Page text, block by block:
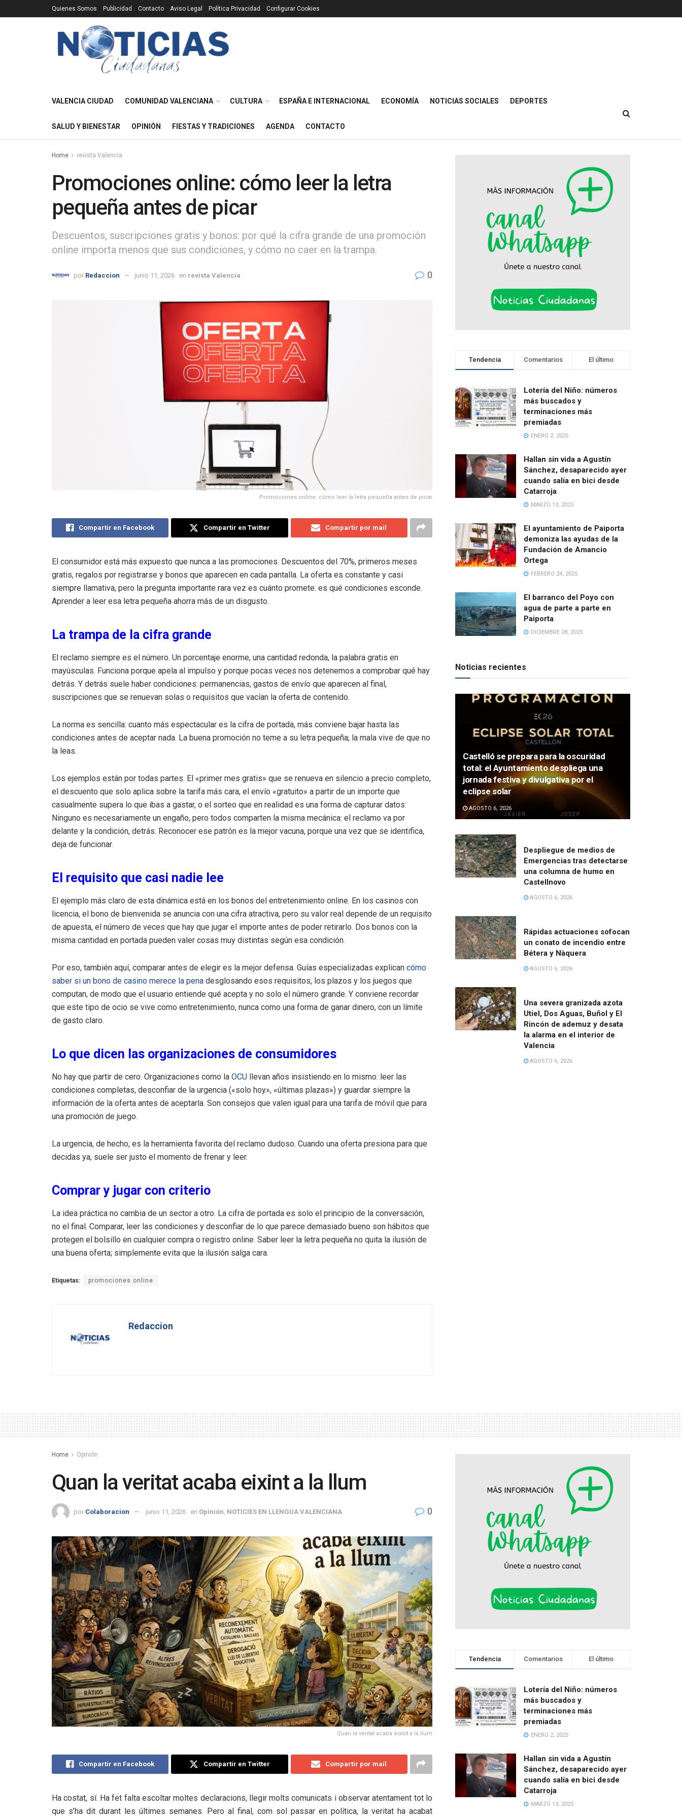
Quienes Somos Publicidad Contacto Aviso Legal Política Privacidad Configurar Cookies
VALENCIA CIUDAD COMUNIDAD VALENCIANA CULTURA ESPAÑA E INTERNACIONAL ECONOMÍA NOTICIAS SOCIALES DEPORTES
SALUD Y BIENESTAR OPINIÓN FIESTAS Y TRADICIONES AGENDA CONTACTO
Home revista Valencia
Promociones online: cómo leer la letra
pequeña antes de picar
Descuentos, suscripciones gratis y bonos: por qué la cifra grande de una promoción
online importa menos que sus condiciones, y cómo no caer en la trampa.
por Redaccion junio 11, 2026 en revista Valencia 0
Promociones online: cómo leer la letra pequeña antes de picar
Compartir en Facebook Compartir en Twitter Compartir por mail
El consumidor está más expuesto que nunca a las promociones. Descuentos del 70%, primeros meses
gratis, regalos por registrarse y bonos que aparecen en cada pantalla. La oferta es constante y casi
siempre llamativa, pero la pregunta importante rara vez es cuánto promete: es qué condiciones esconde.
Aprender a leer esa letra pequeña ahorra más de un disgusto.
La trampa de la cifra grande
El reclamo siempre es el número. Un porcentaje enorme, una cantidad redonda, la palabra gratis en
mayúsculas. Funciona porque apela al impulso y porque pocas veces nos detenemos a comprobar qué hay
detrás. Y detrás suele haber condiciones: permanencias, gastos de envío que aparecen al final,
suscripciones que se renuevan solas o requisitos que vacían la oferta de contenido.
La norma es sencilla: cuanto más espectacular es la cifra de portada, más conviene bajar hasta las
condiciones antes de aceptar nada. La buena promoción no teme a su letra pequeña; la mala vive de que no
la leas.
Los ejemplos están por todas partes. El «primer mes gratis» que se renueva en silencio a precio completo,
el descuento que solo aplica sobre la tarifa más cara, el envío «gratuito» a partir de un importe que
casualmente supera lo que ibas a gastar, o el sorteo que en realidad es una forma de capturar datos.
Ninguno es necesariamente un engaño, pero todos comparten la misma mecánica: el reclamo va por
delante y la condición, detrás. Reconocer ese patrón es la mejor vacuna, porque una vez que se identifica,
deja de funcionar.
El requisito que casi nadie lee
El ejemplo más claro de esta dinámica está en los bonos del entretenimiento online. En los casinos con
licencia, el bono de bienvenida se anuncia con una cifra atractiva, pero su valor real depende de un requisito
de apuesta, el número de veces que hay que jugar el importe antes de poder retirarlo. Dos bonos con la
misma cantidad en portada pueden valer cosas muy distintas según esa condición.
Por eso, también aquí, comparar antes de elegir es la mejor defensa. Guías especializadas explican cómo
saber si un bono de casino merece la pena desglosando esos requisitos, los plazos y los juegos que
computan, de modo que el usuario entiende qué acepta y no solo el número grande. Y conviene recordar
que este tipo de ocio se vive como entretenimiento, nunca como una forma de ganar dinero, con un límite
de gasto claro.
Lo que dicen las organizaciones de consumidores
No hay que partir de cero. Organizaciones como la OCU llevan años insistiendo en lo mismo: leer las
condiciones completas, desconfiar de la urgencia («solo hoy», «últimas plazas») y guardar siempre la
información de la oferta antes de aceptarla. Son consejos que valen igual para una tarifa de móvil que para
una promoción de juego.
La urgencia, de hecho, es la herramienta favorita del reclamo dudoso. Cuando una oferta presiona para que
decidas ya, suele ser justo el momento de frenar y leer.
Comprar y jugar con criterio
La idea práctica no cambia de un sector a otro. La cifra de portada es solo el principio de la conversación,
no el final. Comparar, leer las condiciones y desconfiar de lo que parece demasiado bueno son hábitos que
protegen el bolsillo en cualquier compra o registro online. Saber leer la letra pequeña no quita la ilusión de
una buena oferta; simplemente evita que la ilusión salga cara.
Etiquetas: promociones online
Redaccion
Tendencia Comentarios El último
Lotería del Niño: números
más buscados y
terminaciones más
premiadas
ENERO 2, 2025
Hallan sin vida a Agustín
Sánchez, desaparecido ayer
cuando salía en bici desde
Catarroja
MARZO 13, 2025
El ayuntamiento de Paiporta
demoniza las ayudas de la
Fundación de Amancio
Ortega
FEBRERO 24, 2025
El barranco del Poyo con
agua de parte a parte en
Paiporta
DICIEMBRE 28, 2025
Noticias recientes
Castelló se prepara para la oscuridad
total: el Ayuntamiento despliega una
jornada festiva y divulgativa por el
eclipse solar
AGOSTO 6, 2026
Despliegue de medios de
Emergencias tras detectarse
una columna de humo en
Castellnovo
AGOSTO 6, 2026
Rápidas actuaciones sofocan
un conato de incendio entre
Bétera y Nàquera
AGOSTO 6, 2026
Una severa granizada azota
Utiel, Dos Aguas, Buñol y El
Rincón de ademuz y desata
la alarma en el interior de
Valencia
AGOSTO 6, 2026
Home Opinión
Quan la veritat acaba eixint a la llum
por Colaboracion junio 11, 2026 en Opinión NOTICIES EN LLENGUA VALENCIANA 0
Quan la veritat acaba eixint a la llum
Compartir en Facebook Compartir en Twitter Compartir por mail
Ha costat, sí. Ha fet falta escoltar moltes declaracions, llegir molts comunicats i observar atentament tot lo
que s’ha dit durant les últimes semanes. Pero al final, com sol passar en política, la veritat ha acabat
Tendencia Comentarios El último
Lotería del Niño: números
más buscados y
terminaciones más
premiadas
ENERO 2, 2025
Hallan sin vida a Agustín
Sánchez, desaparecido ayer
cuando salía en bici desde
Catarroja
MARZO 13, 2025